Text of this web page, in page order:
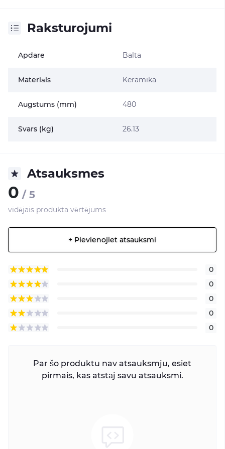
Raksturojumi
Apdare Balta
Materiāls Keramika
Augstums (mm) 480
Svars (kg) 26.13
Atsauksmes
0 / 5
vidējais produkta vērtējums
+ Pievienojiet atsauksmi
0
0
0
0
0
Par šo produktu nav atsauksmju, esiet
pirmais, kas atstāj savu atsauksmi.